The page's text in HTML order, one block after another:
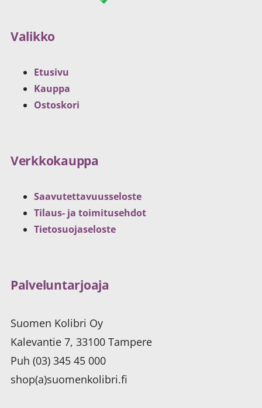
Valikko
Etusivu
Kauppa
Ostoskori
Verkkokauppa
Saavutettavuusseloste
Tilaus- ja toimitusehdot
Tietosuojaseloste
Palveluntarjoaja
Suomen Kolibri Oy
Kalevantie 7, 33100 Tampere
Puh (03) 345 45 000
shop(a)suomenkolibri.fi